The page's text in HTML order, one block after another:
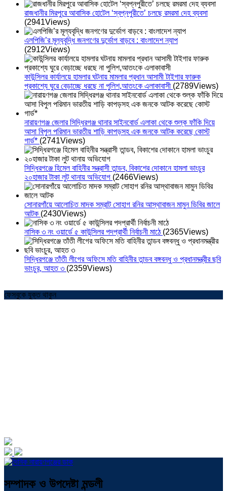
রাজধানীর মিরপুরে আবাসিক হোটেল ‘স্বপ্নপুরীতে’ চলছে রমরমা দেহ ব্যবসা
(2941Views)
এলপিজি’র মূল্যবৃদ্ধি জনগণের দুর্ভোগ বাড়বে : বাংলাদেশ ন্যাপ
(2912Views)
কাউন্সিলর কার্যালয়ে হামলার ঘটনায় মামলার প্রধান আসামী টাইগার ফারুক
প্রকাশ্যে ঘুরে বেড়াচ্ছে ধরছে না পুলিশ,আতংকে এলাকাবাসী (2789Views)
নারায়ণগঞ্জ জেলার সিদ্ধিরগঞ্জ থানার সাইনবোর্ড এলাকা থেকে শুল্ক ফাঁকি দিয়ে
আসা বিপুল পরিমান ভারতীয় শাড়ি কাপড়সহ এক জনকে আটক করেছে কোস্ট
গার্ড* (2741Views)
সিদ্ধিরগঞ্জে হিমেল বাহিনীর সন্ত্রাসী তান্ডব, বিকাশের দোকানে হামলা ভাংচুর
২০হাজার টাকা লুট থানায় অভিযোগ (2466Views)
সোনারগাঁয়ে আলোচিত মাদক সম্রাট সোহাগ রনির আস্থাবাজন মামুন ডিবির জালে
আটক (2430Views)
নাসিক ৩ নং ওয়ার্ডে ৫ কাউন্সিলর পদপ্রার্থী নির্বাচনী মাঠে (2365Views)
সিদ্ধিরগঞ্জে তাঁতী লীগের অফিসে মতি বাহিনীর তান্ডব বঙ্গবন্ধু ও প্রধানমন্ত্রীর ছবি
ভাংচুর, আহত ৩ (2359Views)
ফেসবুকে যুক্ত থাকুন
সম্পাদক ও উপদেষ্টা মন্ডলী